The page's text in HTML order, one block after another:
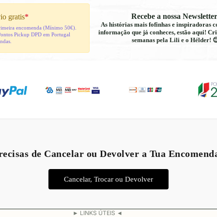
gratis*
encomenda (Mínimo 50€).
Pickup DPD em Portugal
Recebe a nossa
As histórias mais fofinhas e inspiradoras
informação que já conheces, estão aqui!
semanas pela Lili e o Hélder!
de Cancelar ou Devolver a Tua
Cancelar, Trocar ou Devolver
► LINKS ÚTEIS ◄
Termos do serviço
Política de envio
Aviso legal